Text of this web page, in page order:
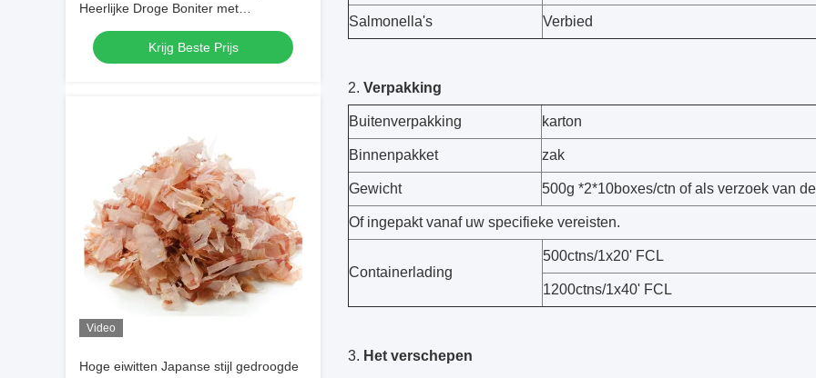
Heerlijke Droge Boniter met
Vacuümpak
Krijg Beste Prijs
Video
Hoge eiwitten Japanse stijl gedroogde
Salmonella's Verbied
2. Verpakking
Buitenverpakking karton
Binnenpakket zak
Gewicht 500g *2*10boxes/ctn of als verzoek van
Of ingepakt vanaf uw specifieke vereisten.
Containerlading
500ctns/1x20' FCL
1200ctns/1x40' FCL
3. Het verschepen